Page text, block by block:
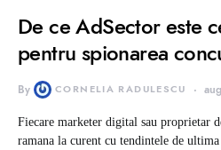
De ce AdSector este
pentru spionarea
By CORNELIA RADULESCU
Fiecare marketer digital sau proprietar
ramana la curent cu tendintele de